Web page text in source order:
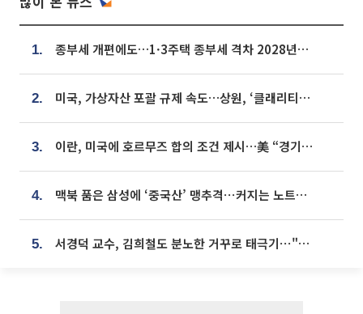
1. 종부세 개편에도…1·3주택 종부세 격차 2028년부터 확대
2. 미국, 가상자산 포괄 규제 속도…상원, ‘클래리티법’ 9월 절차투표 추진
3. 이란, 미국에 호르무즈 합의 조건 제시…美 “경기 아직 안 끝나” [종합]
4. 맥북 품은 삼성에 ‘중국산’ 맹추격⋯커지는 노트북 OLED 시장
5. 서경덕 교수, 김희철도 분노한 거꾸로 태극기⋯"엉터리는 아냐, 아쉬울 뿐"